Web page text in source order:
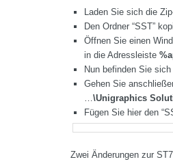
Laden Sie sich die
Den Ordner “SST”
Öffnen Sie einen
in die Adressleiste
Nun befinden Sie
Gehen Sie
…\Unigraphics
Fügen Sie hier den
Zwei Änderungen zur